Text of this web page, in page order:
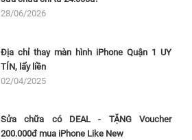
28/06/2026
Địa chỉ thay màn hình iPhone Quận 1 UY
TÍN, lấy liền
02/04/2025
Sửa chữa có DEAL - TẶNG Voucher
200.000đ mua iPhone Like New